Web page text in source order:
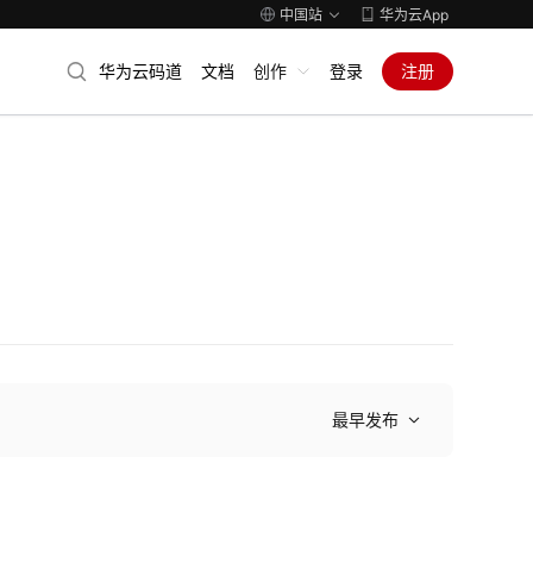
中国站 华为云App
华为云码道 文档 创作 登录 注册
最早发布